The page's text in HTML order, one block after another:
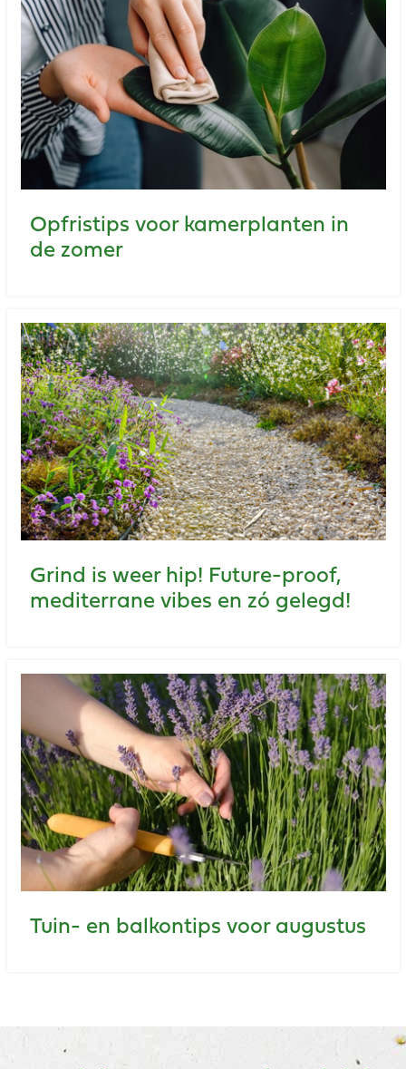
Opfristips voor kamerplanten in
de zomer
Grind is weer hip! Future-proof,
mediterrane vibes en zó gelegd!
Tuin- en balkontips voor augustus